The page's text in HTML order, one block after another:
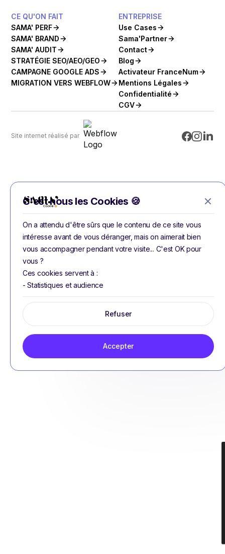
CE QU'ON FAIT
SAMA' PERF
SAMA' BRAND
SAMA' AUDIT
STRATÉGIE SEO/AEO/GEO
CAMPAGNE GOOGLE ADS
MIGRATION VERS WEBFLOW
ENTREPRISE
Use Cases
Sama'Partner
Contact
Blog
Activateur FranceNum
Mentions Légales
Confidentialité
CGV
Site internet réalisé par
C'est nous les Cookies 🍪
On a attendu d'être sûrs que le contenu de ce site vous
intéresse avant de vous déranger, mais on aimerait bien
vous accompagner pendant votre visite... C'est OK pour
vous ?
Ces cookies servent à :
- Statistiques et audience
Refuser
Accepter